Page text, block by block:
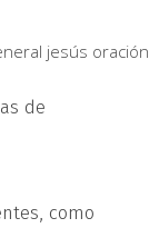
de
como